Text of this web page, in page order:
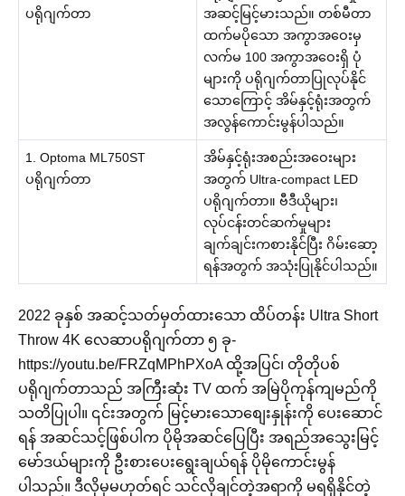
ပရိုဂျက်တာ
အဆင့်မြင့်မားသည်။ တစ်မီတာ
ထက်မပိုသော အကွာအဝေးမှ
လက်မ 100 အကွာအဝေးရှိ ပုံ
များကို ပရိုဂျက်တာပြုလုပ်နိုင်
သောကြောင့် အိမ်နှင့်ရုံးအတွက်
အလွန်ကောင်းမွန်ပါသည်။
1. Optoma ML750ST
ပရိုဂျက်တာ
အိမ်နှင့်ရုံးအစည်းအဝေးများ
အတွက် Ultra-compact LED
ပရိုဂျက်တာ။ ဗီဒီယိုများ၊
လုပ်ငန်းတင်ဆက်မှုများ
ချက်ချင်းကစားနိုင်ပြီး ဂိမ်းဆော့
ရန်အတွက် အသုံးပြုနိုင်ပါသည်။
2022 ခုနှစ် အဆင့်သတ်မှတ်ထားသော ထိပ်တန်း Ultra Short
Throw 4K လေဆာပရိုဂျက်တာ ၅ ခု-
https://youtu.be/FRZqMPhPXoA ထို့အပြင်၊ တိုတိုပစ်
ပရိုဂျက်တာသည် အကြီးဆုံး TV ထက် အမြဲပိုကုန်ကျမည်ကို
သတိပြုပါ။ ၎င်းအတွက် မြင့်မားသောစျေးနှုန်းကို ပေးဆောင်
ရန် အဆင်သင့်ဖြစ်ပါက ပိုမိုအဆင်ပြေပြီး အရည်အသွေးမြင့်
မော်ဒယ်များကို ဦးစားပေးရွေးချယ်ရန် ပိုမိုကောင်းမွန်
ပါသည်။ ဒီလိုမှမဟုတ်ရင် သင်လိုချင်တဲ့အရာကို မရရှိနိုင်တဲ့